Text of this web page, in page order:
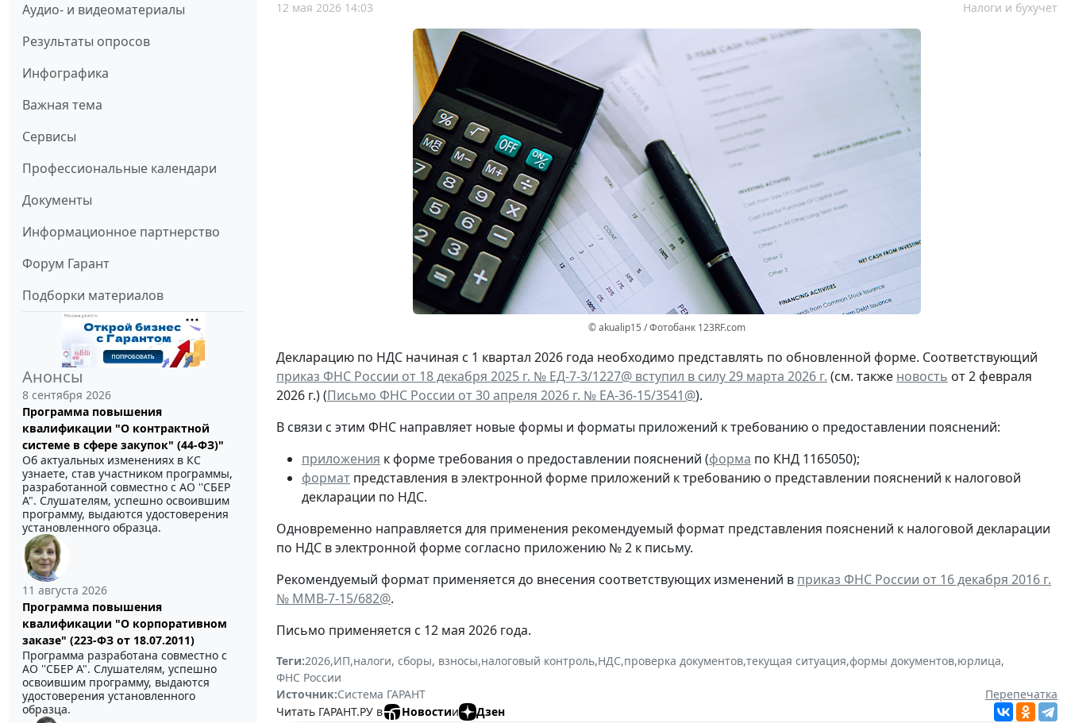
Аудио- и видеоматериалы
Результаты опросов
Инфографика
Важная тема
Сервисы
Профессиональные календари
Документы
Информационное партнерство
Форум Гарант
Подборки материалов
Анонсы
8 сентября 2026
Программа повышения
квалификации "О контрактной
системе в сфере закупок" (44-ФЗ)"
Об актуальных изменениях в КС
узнаете, став участником программы,
разработанной совместно с АО ''СБЕР
А". Слушателям, успешно освоившим
программу, выдаются удостоверения
установленного образца.
11 августа 2026
Программа повышения
квалификации "О корпоративном
заказе" (223-ФЗ от 18.07.2011)
Программа разработана совместно с
АО ''СБЕР А". Слушателям, успешно
освоившим программу, выдаются
удостоверения установленного
образца.
12 мая 2026 14:03 Налоги и бухучет
© akualip15 / Фотобанк 123RF.com
Декларацию по НДС начиная с 1 квартал 2026 года необходимо представлять по обновленной форме. Соответствующий
приказ ФНС России от 18 декабря 2025 г. № ЕД-7-3/1227@ вступил в силу 29 марта 2026 г. (см. также новость от 2 февраля
2026 г.) (Письмо ФНС России от 30 апреля 2026 г. № ЕА-36-15/3541@).
В связи с этим ФНС направляет новые формы и форматы приложений к требованию о предоставлении пояснений:
приложения к форме требования о предоставлении пояснений (форма по КНД 1165050);
формат представления в электронной форме приложений к требованию о представлении пояснений к налоговой
декларации по НДС.
Одновременно направляется для применения рекомендуемый формат представления пояснений к налоговой декларации
по НДС в электронной форме согласно приложению № 2 к письму.
Рекомендуемый формат применяется до внесения соответствующих изменений в приказ ФНС России от 16 декабря 2016 г.
№ ММВ-7-15/682@.
Письмо применяется с 12 мая 2026 года.
Теги:2026,ИП,налоги, сборы, взносы,налоговый контроль,НДС,проверка документов,текущая ситуация,формы документов,юрлица,
ФНС России
Источник:Система ГАРАНТ
Перепечатка
Читать ГАРАНТ.РУ в
Новостии
Дзен